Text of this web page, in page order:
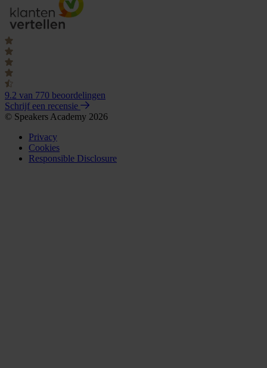
9.2 van 770 beoordelingen
Schrijf een recensie
© Speakers Academy 2026
Privacy
Cookies
Responsible Disclosure